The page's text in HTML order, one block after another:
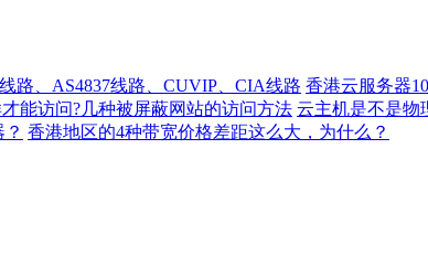
路、AS4837线路、CUVIP、CIA线路 香港云服务器
能访问?几种被屏蔽网站的访问方法 云主机是不是物
香港地区的4种带宽价格差距这么大，为什么？